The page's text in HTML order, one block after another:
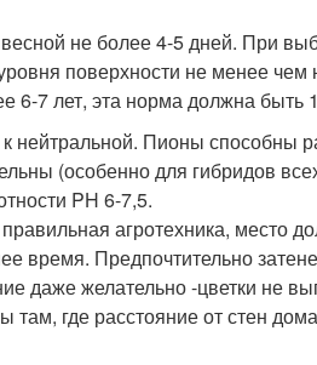
не более 4-5 дней. При
поверхности не менее
6-7 лет, эта норма должна быть
нейтральной. Пионы способны
(особенно для гибридов
PH 6-7,5.
агротехника, место
время. Предпочтительно
даже желательно -цветки не
где расстояние от стен